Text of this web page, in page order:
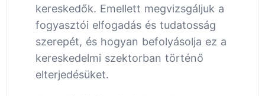
kereskedők. Emellett megvizsgáljuk a
fogyasztói elfogadás és tudatosság
szerepét, és hogyan befolyásolja ez a
kereskedelmi szektorban történő
elterjedésüket.